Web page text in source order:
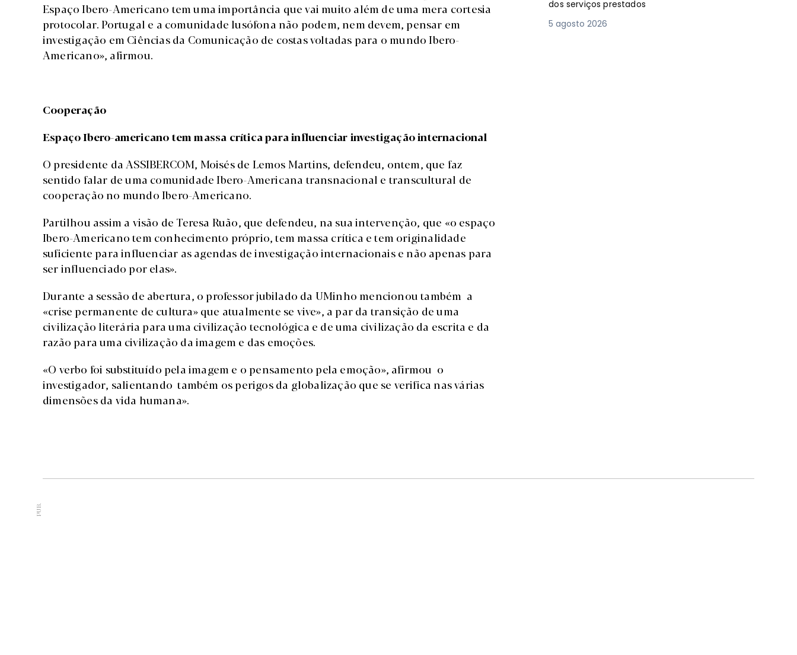
Espaço Ibero-Americano tem uma importância que vai muito além de uma mera cortesia
protocolar. Portugal e a comunidade lusófona não podem, nem devem, pensar em
investigação em Ciências da Comunicação de costas voltadas para o mundo Ibero-
Americano», afirmou.
Cooperação
Espaço Ibero-americano tem massa crítica para influenciar investigação internacional
O presidente da ASSIBERCOM, Moisés de Lemos Martins, defendeu, ontem, que faz
sentido falar de uma comunidade Ibero-Americana transnacional e transcultural de
cooperação no mundo Ibero-Americano.
Partilhou assim a visão de Teresa Ruão, que defendeu, na sua intervenção, que «o espaço
Ibero-Americano tem conhecimento próprio, tem massa crítica e tem originalidade
suficiente para influenciar as agendas de investigação internacionais e não apenas para
ser influenciado por elas».
Durante a sessão de abertura, o professor jubilado da UMinho mencionou também a
«crise permanente de cultura» que atualmente se vive», a par da transição de uma
civilização literária para uma civilização tecnológica e de uma civilização da escrita e da
razão para uma civilização da imagem e das emoções.
«O verbo foi substituído pela imagem e o pensamento pela emoção», afirmou o
investigador, salientando também os perigos da globalização que se verifica nas várias
dimensões da vida humana».
dos serviços prestados
5 agosto 2026
PUB.